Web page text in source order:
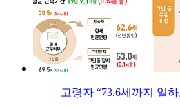
고령자 “73.6세까지 일